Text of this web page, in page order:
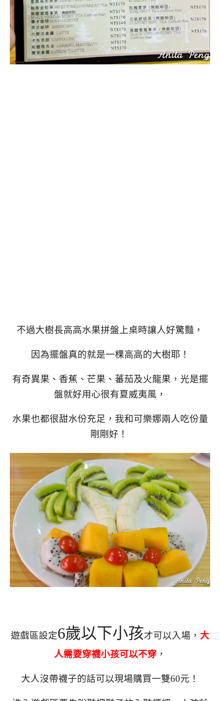
不過大樹長高高水果拼盤上桌時讓人好驚豔，
因為擺盤真的就是一棵高高的大樹耶！
有奇異果、香蕉、芒果、蕃茄及火龍果，光是擺
盤就好用心很有夏威夷風，
水果也都很甜水份充足，我和可樂娜兩人吃份量
剛剛好！
遊戲區設定6歲以下小孩才可以入場， 大
人需要穿襪小孩可以不穿 ，
大人沒帶襪子的話可以現場購買一雙60元！